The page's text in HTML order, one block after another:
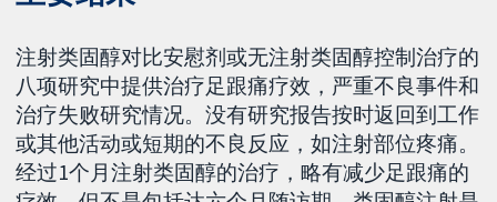
注射类固醇对比安慰剂或无注射类固醇控制治疗的
八项研究中提供治疗足跟痛疗效，严重不良事件和
治疗失败研究情况。没有研究报告按时返回到工作
或其他活动或短期的不良反应，如注射部位疼痛。
经过1个月注射类固醇的治疗，略有减少足跟痛的